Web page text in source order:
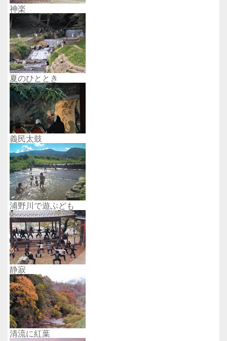
神楽
夏のひととき
義民太鼓
浦野川で遊ぶども
静寂
清流に紅葉